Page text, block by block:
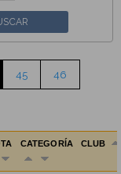
45 46
CATEGORÍA CLUB